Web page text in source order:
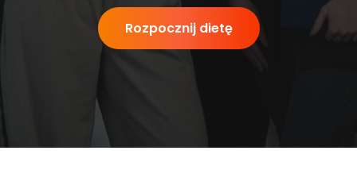
Rozpocznij dietę